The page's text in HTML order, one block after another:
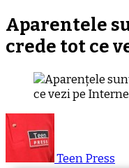
Aparentele
crede tot ce
Teen Press